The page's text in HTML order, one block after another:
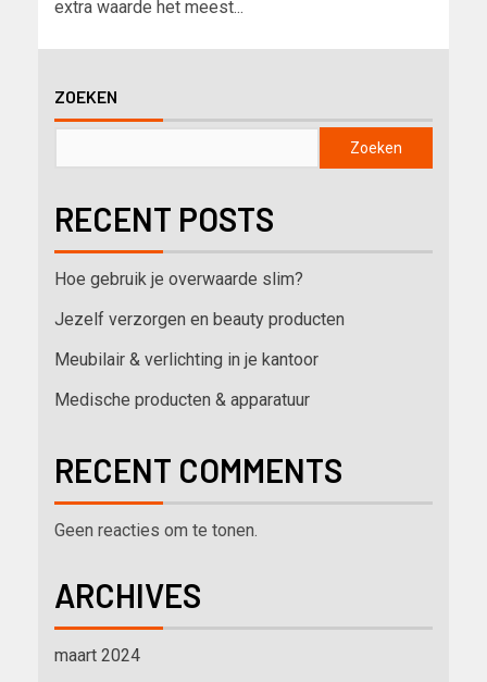
extra waarde het meest...
ZOEKEN
Zoeken
RECENT POSTS
Hoe gebruik je overwaarde slim?
Jezelf verzorgen en beauty producten
Meubilair & verlichting in je kantoor
Medische producten & apparatuur
RECENT COMMENTS
Geen reacties om te tonen.
ARCHIVES
maart 2024